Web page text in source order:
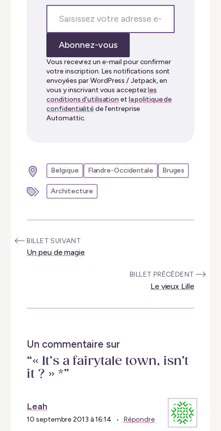
votre
adresse
mail…
Abonnez-vous
Vous recevrez un e-mail pour confirmer
votre inscription. Les notifications sont
envoyées par WordPress / Jetpack, en
vous y inscrivant vous acceptezles
conditions d’utilisation et la politique de
confidentialitéde l’entreprise
Automattic.
Belgique Flandre-Occidentale Bruges
Architecture
:BILLET SUIVANT
Un peu de magie
BILLET PRÉCÉDENT
Le vieux Lille
Un commentaire sur
“« It’s a fairytale town, isn’t
it ? » *”
Leah
10 septembre 2013 à 16:14 Répondre